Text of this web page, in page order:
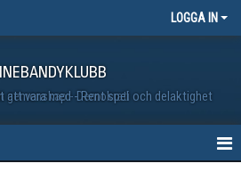
LOGGA IN
och delaktighet - Allas rätt att vara med - Rent spel